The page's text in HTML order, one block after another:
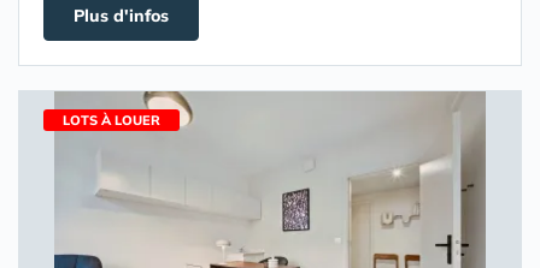
Plus d'infos
LOTS À LOUER